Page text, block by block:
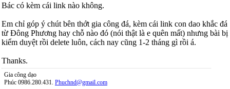
Bác có kèm cái link nào không.
Em chỉ góp ý chút bên thớt gia công đá, kèm cái link con dao khắc đá
từ Đông Phương hay chỗ nào đó (nói thật là e quên mất) nhưng bài bị
kiểm duyệt rồi delete luôn, cách nay cũng 1-2 tháng gì rồi á.
Thanks.
Gia công dạo
Phúc 0986.280.431. Phuchnd@gmail.com